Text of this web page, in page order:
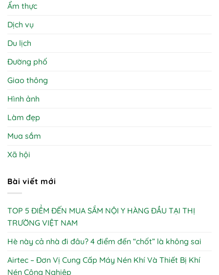
Ẩm thực
Dịch vụ
Du lịch
Đường phố
Giao thông
Hình ảnh
Làm đẹp
Mua sắm
Xã hội
Bài viết mới
TOP 5 ĐIỂM ĐẾN MUA SẮM NỘI Y HÀNG ĐẦU TẠI THỊ
TRƯỜNG VIỆT NAM
Hè này cả nhà đi đâu? 4 điểm đến “chốt” là không sai
Airtec – Đơn Vị Cung Cấp Máy Nén Khí Và Thiết Bị Khí
Nén Công Nghiệp